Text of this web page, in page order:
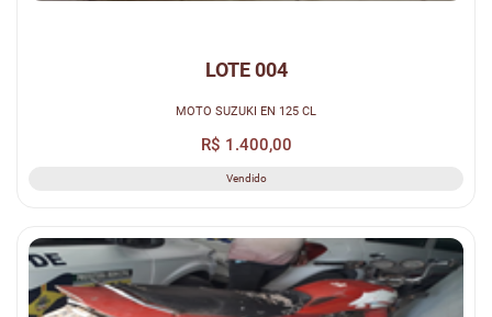
LOTE 004
MOTO SUZUKI EN 125 CL
R$ 1.400,00
Vendido